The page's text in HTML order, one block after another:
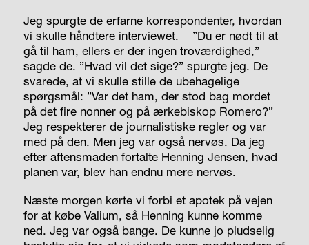
Jeg spurgte de erfarne korrespondenter, hvordan
vi skulle håndtere interviewet.
”Du er nødt til at
gå til ham, ellers er der ingen troværdighed,”
sagde de. ”Hvad vil det sige?” spurgte jeg. De
svarede, at vi skulle stille de ubehagelige
spørgsmål: ”Var det ham, der stod bag mordet
på det fire nonner og på ærkebiskop Romero?”
Jeg respekterer de journalistiske regler og var
med på den. Men jeg var også nervøs. Da jeg
efter aftensmaden fortalte Henning Jensen, hvad
planen var, blev han endnu mere nervøs.
Næste morgen kørte vi forbi et apotek på vejen
for at købe Valium, så Henning kunne komme
ned. Jeg var også bange. De kunne jo pludselig